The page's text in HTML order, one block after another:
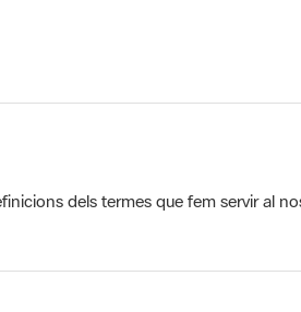
és de 0 estrelles de 5.
dels termes que fem servir al